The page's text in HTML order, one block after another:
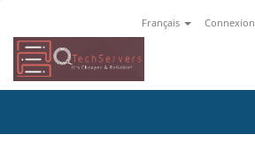
Français Connexion